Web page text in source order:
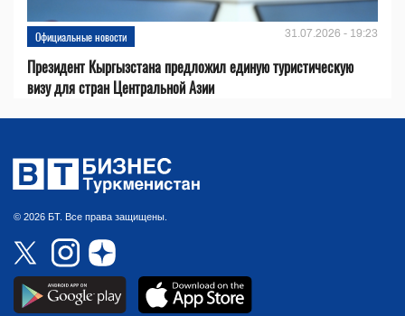
Официальные новости 31.07.2026 - 19:23
Президент Кыргызстана предложил единую туристическую
визу для стран Центральной Азии
© 2026 БТ. Все права защищены.